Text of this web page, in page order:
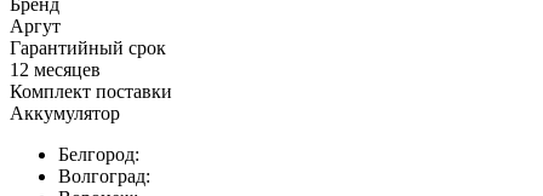
Бренд
Аргут
Гарантийный срок
12 месяцев
Комплект поставки
Аккумулятор
Белгород:
Волгоград: